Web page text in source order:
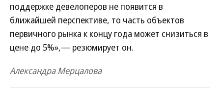
поддержке девелоперов не появится в
ближайшей перспективе, то часть объектов
первичного рынка к концу года может снизиться в
цене до 5%»,— резюмирует он.
Александра Мерцалова